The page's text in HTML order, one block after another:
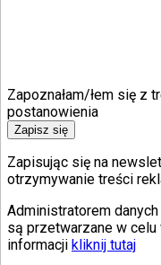
Zapoznałam/łem się z
postanowienia
Zapisz się
Zapisując się na
otrzymywanie treści
Administratorem
są przetwarzane w
informacji kliknij tutaj